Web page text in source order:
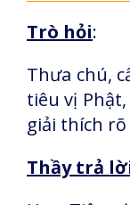
Trò hỏi:
Thưa chú,
tiêu vị
giải thích
Thầy trả